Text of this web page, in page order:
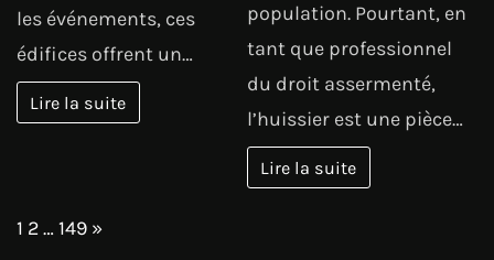
les événements, ces
édifices offrent un…
Lire la suite
population. Pourtant, en
tant que professionnel
du droit assermenté,
l’huissier est une pièce…
Lire la suite
Page:
1 2…149 Next
»